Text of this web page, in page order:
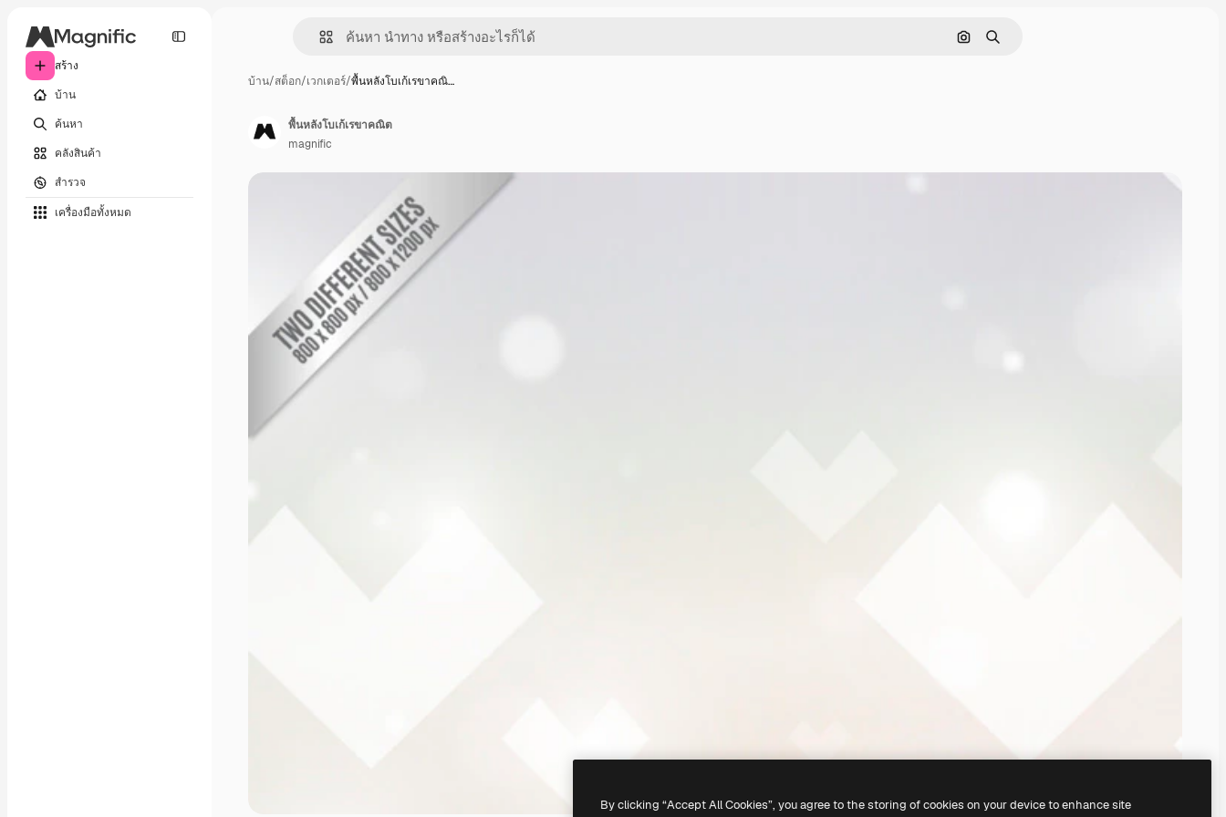
สร้าง
บ้าน
ค้นหา
คลังสินค้า
สำรวจ
เครื่องมือทั้งหมด
ค้นหาตามรูปภาพ
ค้นหา
บ้าน/สต็อก/เวกเตอร์/พื้นหลังโบเก้เรขาคณิ…
พื้นหลังโบเก้เรขาคณิต
magnific
By clicking “Accept All Cookies”, you agree to the storing of cookies on your device to enhance site